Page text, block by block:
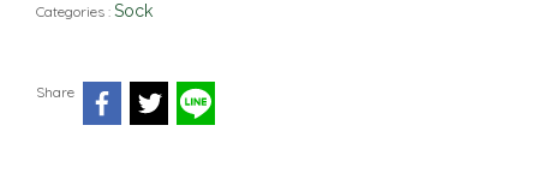
Categories : Sock
Share